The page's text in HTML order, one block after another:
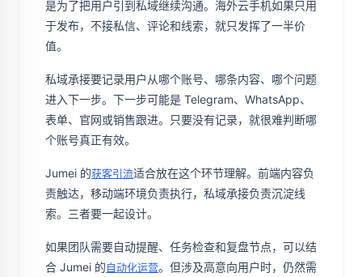
是为了把用户引到私域继续沟通。海外云手机如果只用
于发布，不接私信、评论和线索，就只发挥了一半价
值。
私域承接要记录用户从哪个账号、哪条内容、哪个问题
进入下一步。下一步可能是 Telegram、WhatsApp、
表单、官网或销售跟进。只要没有记录，就很难判断哪
个账号真正有效。
Jumei 的获客引流适合放在这个环节理解。前端内容负
责触达，移动端环境负责执行，私域承接负责沉淀线
索。三者要一起设计。
如果团队需要自动提醒、任务检查和复盘节点，可以结
合 Jumei 的自动化运营。但涉及高意向用户时，仍然需